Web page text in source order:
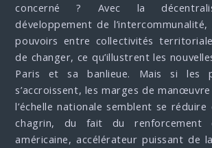
concerné ? Avec la
développement de
pouvoirs entre collectivités
de changer, ce qu’illustrent les
Paris et sa banlieue. Mais si les
s’accroissent, les marges de
l’échelle nationale semblent se
chagrin, du fait du renforcement
américaine, accélérateur puissant de